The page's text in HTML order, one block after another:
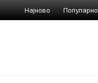
Најново Популарно